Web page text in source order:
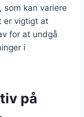
som kan variere
er vigtigt at
for at undgå
i
på